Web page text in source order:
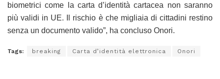
biometrici come la carta d’identità cartacea non saranno
più validi in UE. Il rischio è che migliaia di cittadini restino
senza un documento valido”, ha concluso Onori.
Tags: breaking Carta d’identità elettronica Onori